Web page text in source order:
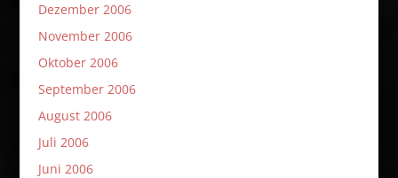
Dezember 2006
November 2006
Oktober 2006
September 2006
August 2006
Juli 2006
Juni 2006